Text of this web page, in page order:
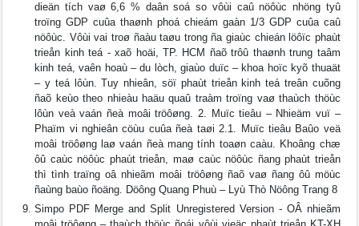
dieän tích vaø 6,6 % daân soá so vôùi caû nöôùc nhöng tyû
troïng GDP cuûa thaønh phoá chieám gaàn 1/3 GDP cuûa caû
nöôùc. Vôùi vai troø ñaàu taøu trong ña giaùc chieán löôïc phaùt
trieån kinh teá - xaõ hoäi, TP. HCM ñaõ trôû thaønh trung taâm
kinh teá, vaên hoaù – du lòch, giaùo duïc – khoa hoïc kyõ thuaät
– y teá lôùn. Tuy nhieân, söï phaùt trieån kinh teá treân cuõng
ñaõ keùo theo nhieàu haäu quaû traàm troïng vaø thaùch thöùc
lôùn veà vaán ñeà moâi tröôøng. 2. Muïc tieâu – Nhieäm vuï –
Phaïm vi nghieân cöùu cuûa ñeà taøi 2.1. Muïc tieâu Baûo veä
moâi tröôøng laø vaán ñeà mang tính toaøn caàu. Khoâng chæ
ôû caùc nöôùc phaùt trieån, maø caùc nöôùc ñang phaùt trieån
thì tình traïng oâ nhieãm moâi tröôøng ñaõ vaø ñang ôû möùc
ñaùng baùo ñoäng. Döông Quang Phuù – Lyù Thò Nöông Trang 8
Simpo PDF Merge and Split Unregistered Version - OÂ nhieãm